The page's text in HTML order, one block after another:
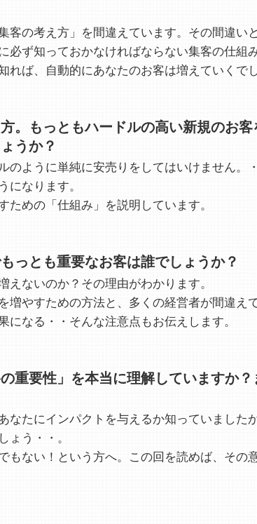
客の考え方」を間違えています。その間違い
必ず知っておかなければならない集客の仕組
れば、自動的にあなたのお客は増えていくで
。もっともハードルの高い新規のお
うか？
のように単純に安売りをしてはいけません。
になります。
ための「仕組み」を説明しています。
っとも重要なお客は誰でしょうか？
えないのか？その理由がわかります。
増やすための方法と、多くの経営者が間違え
になる・・そんな注意点もお伝えします。
重要性」を本当に理解していますか
なたにインパクトを与えるか知っていました
ょう・・。
もない！という方へ。この回を読めば、その